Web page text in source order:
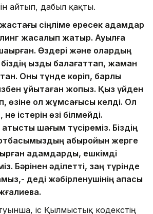
айтып, дабыл қақты.
сіңліме ересек адамдар
жасалып жатыр. Ауылға
Өздері және олардың
қызды балағаттап, жаман
Оны түнде көріп, барлық
ұйықтаған жоқпыз. Қыз үйден
өзіне қол жұмсағысы келді. Ол
істерін өзі білмейді.
шағым түсіреміз. Біздің
отбасымыздың абыройын жерге
адамдарды, ешкімді
Бәрінен әділетті, заң түрінде
деді жәбірленушінің апасы
іс Қылмыстық кодекстің